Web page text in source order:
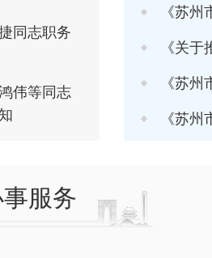
同志职务
伟等同志
《苏州市
《关于推行"
《苏州市推
《苏州市进
服务